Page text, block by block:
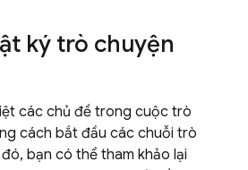
ký trò chuyện
các chủ đề trong cuộc trò
cách bắt đầu các chuỗi trò
bạn có thể tham khảo lại